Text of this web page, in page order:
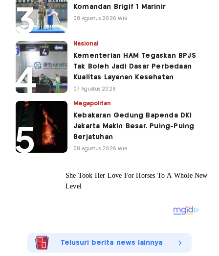
Komandan Brigif 1 Marinir
08 Agustus 2026 WIB
Nasional
Kementerian HAM Tegaskan BPJS
Tak Boleh Jadi Dasar Perbedaan
Kualitas Layanan Kesehatan
07 Agustus 2026
Megapolitan
Kebakaran Gedung Bapenda DKI
Jakarta Makin Besar, Puing-Puing
Berjatuhan
08 Agustus 2026 WIB
Telusuri berita news lainnya